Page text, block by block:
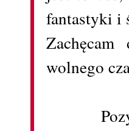
fantastyki i
wolnego